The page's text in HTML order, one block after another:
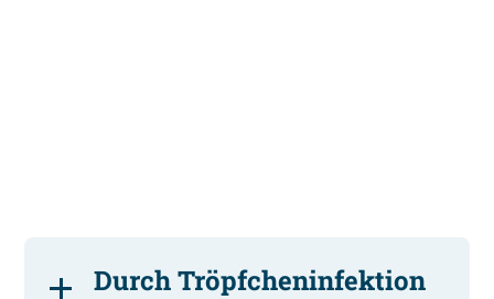
Durch Tröpfcheninfektion